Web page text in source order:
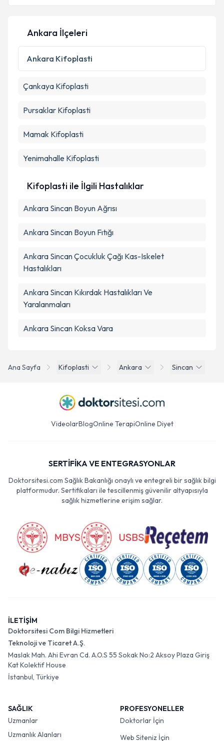
E-posta Adresiniz
Kişisel verilerimin işlenmesine ilişkin
Metni 'ni okudum ve kişisel verilerimin belirtilen
Takvim Talebini Gönder
Ana Sayfa Kifoplasti Ankara Sincan
Ankara İlçeleri
Ankara Kifoplasti
Çankaya Kifoplasti
Pursaklar Kifoplasti
Mamak Kifoplasti
Yenimahalle Kifoplasti
Kifoplasti ile İlgili Hastalıklar
Ankara Sincan Boyun Ağrısı
Ankara Sincan Boyun Fıtığı
Ankara Sincan Çocukluk Çağı Kas-Iskelet
Hastalıkları
Ankara Sincan Kıkırdak Hastalıkları Ve
Yaralanmaları
Ankara Sincan Koksa Vara
VideolarBlogOnline TerapiOnline Diyet
SERTİFİKA VE ENTEGRASYONLAR
Doktorsitesi.com Sağlık Bakanlığı onaylı ve entegreli bir sağlık bilgi
platformudur. Sertifikaları ile tescillenmiş güvenilir altyapısıyla
sağlık hizmetlerine erişim sağlar.
İLETİŞİM
Doktorsitesi Com Bilgi Hizmetleri
Teknoloji ve Ticaret A.Ş.
Maslak Mah. Ahi Evran Cd. A.O.S 55 Sokak No:2 Aksoy Plaza Giriş
Kat Kolektif House
İstanbul, Türkiye
SAĞLIK
Uzmanlar
Uzmanlık Alanları
PROFESYONELLER
Doktorlar İçin
Web Siteniz İçin